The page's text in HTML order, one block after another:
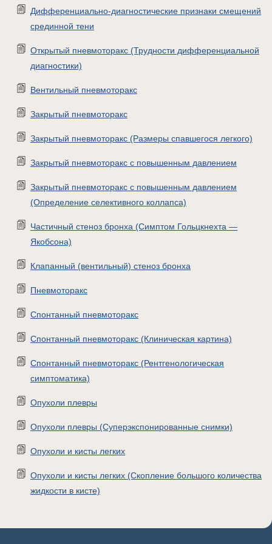
Дифференциально-диагностические признаки смещений
срединной тени
Открытый пневмоторакс (Трудности дифференциальной
диагностики)
Вентильный пневмоторакс
Закрытый пневмоторакс
Закрытый пневмоторакс (Размеры спавшегося легкого)
Закрытый пневмоторакс с повышенным давлением
Закрытый пневмоторакс с повышенным давлением
(Определение селективного коллапса)
Частичный стеноз бронха (Симптом Гольцкнехта —
Якобсона)
Клапанный (вентильный) стеноз бронха
Пневмоторакс
Спонтанный пневмоторакс
Спонтанный пневмоторакс (Клиническая картина)
Спонтанный пневмоторакс (Рентгенологическая
симптоматика)
Опухоли плевры
Опухоли плевры (Суперэкспонированные снимки)
Опухоли и кисты легких
Опухоли и кисты легких (Скопление большого количества
жидкости в кисте)